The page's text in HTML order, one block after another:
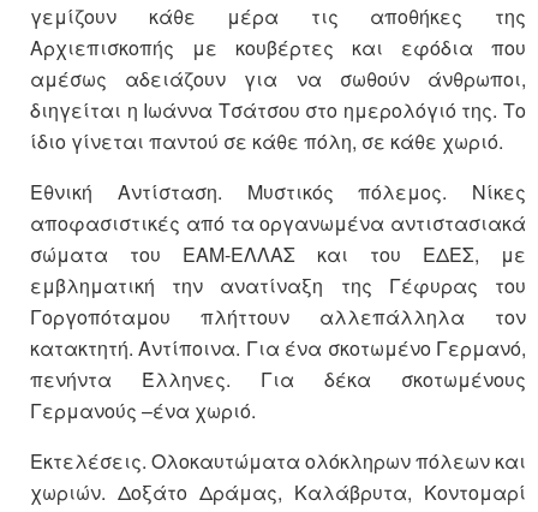
γεμίζουν κάθε μέρα τις αποθήκες της
Αρχιεπισκοπής με κουβέρτες και εφόδια που
αμέσως αδειάζουν για να σωθούν άνθρωποι,
διηγείται η Ιωάννα Τσάτσου στο ημερολόγιό της. Το
ίδιο γίνεται παντού σε κάθε πόλη, σε κάθε χωριό.
Εθνική Αντίσταση. Μυστικός πόλεμος. Νίκες
αποφασιστικές από τα οργανωμένα αντιστασιακά
σώματα του ΕΑΜ-ΕΛΛΑΣ και του ΕΔΕΣ, με
εμβληματική την ανατίναξη της Γέφυρας του
Γοργοπόταμου πλήττουν αλλεπάλληλα τον
κατακτητή. Αντίποινα. Για ένα σκοτωμένο Γερμανό,
πενήντα Έλληνες. Για δέκα σκοτωμένους
Γερμανούς –ένα χωριό.
Εκτελέσεις. Ολοκαυτώματα ολόκληρων πόλεων και
χωριών. Δοξάτο Δράμας, Καλάβρυτα, Κοντομαρί